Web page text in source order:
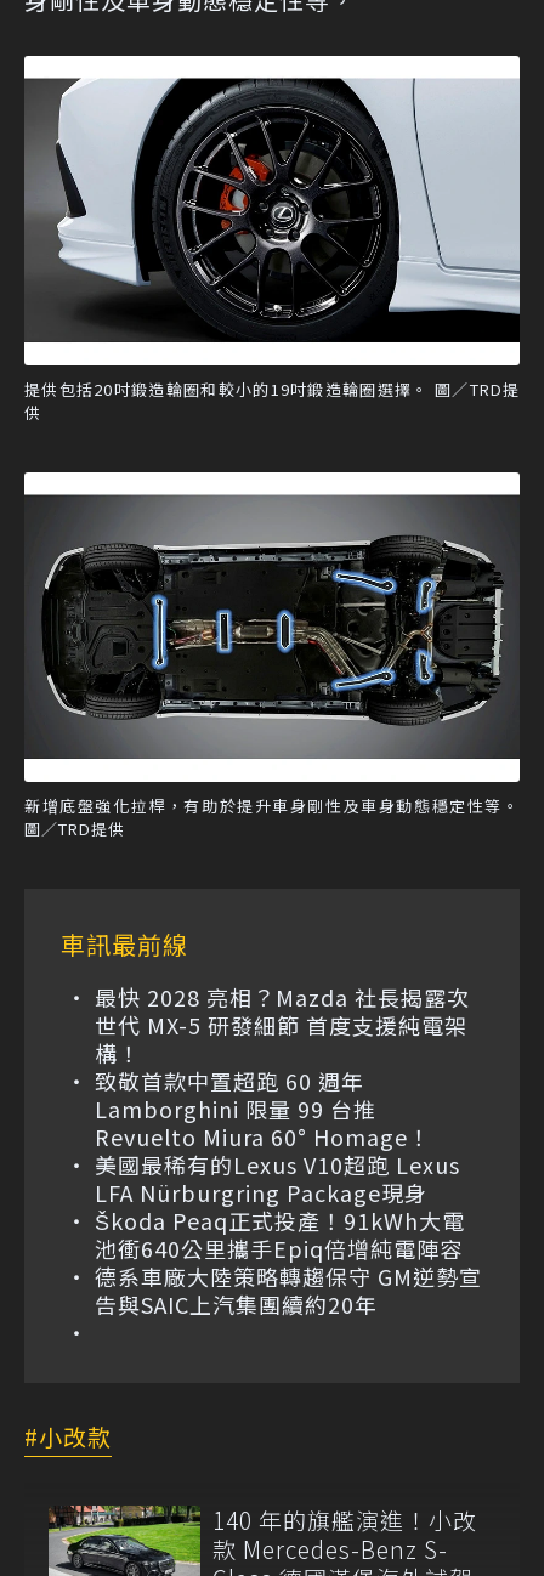
提供包括20吋鍛造輪圈和較小的19吋鍛造輪圈選擇。 圖／TRD提
供
新增底盤強化拉桿，有助於提升車身剛性及車身動態穩定性等。
圖／TRD提供
車訊最前線
最快 2028 亮相？Mazda 社長揭露次
世代 MX-5 研發細節 首度支援純電架
構！
致敬首款中置超跑 60 週年
Lamborghini 限量 99 台推
Revuelto Miura 60° Homage！
美國最稀有的Lexus V10超跑 Lexus
LFA Nürburgring Package現身
Škoda Peaq正式投產！91kWh大電
池衝640公里攜手Epiq倍增純電陣容
德系車廠大陸策略轉趨保守 GM逆勢宣
告與SAIC上汽集團續約20年
小改款
140 年的旗艦演進！小改
款 Mercedes-Benz S-